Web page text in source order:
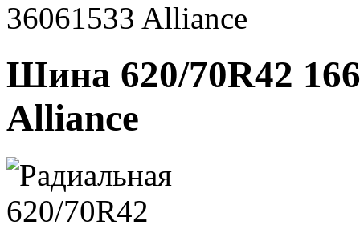
36061533 Alliance
Шина 620/70R42
Alliance